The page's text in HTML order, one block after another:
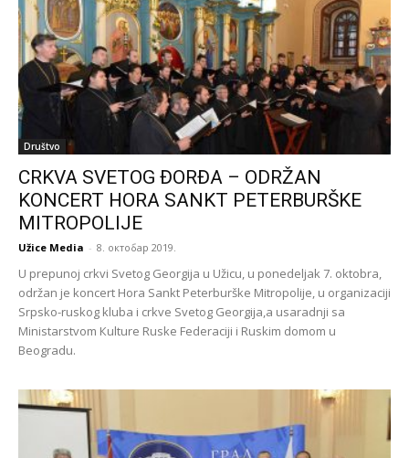
Društvo
CRKVA SVETOG ĐORĐA – ODRŽAN
KONCERT HORA SANKT PETERBURŠKE
MITROPOLIJE
Užice Media - 8. октобар 2019.
U prepunoj crkvi Svetog Georgija u Užicu, u ponedeljak 7. oktobra,
održan je koncert Hora Sankt Peterburške Mitropolije, u organizaciji
Srpsko-ruskog kluba i crkve Svetog Georgija,a usaradnji sa
Ministarstvom Кulture Ruske Federaciji i Ruskim domom u
Beogradu.